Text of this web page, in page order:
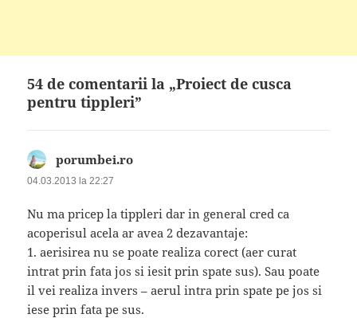
54 de comentarii la „Proiect de cusca
pentru tippleri”
porumbei.ro
04.03.2013 la 22:27
Nu ma pricep la tippleri dar in general cred ca
acoperisul acela ar avea 2 dezavantaje:
1. aerisirea nu se poate realiza corect (aer curat
intrat prin fata jos si iesit prin spate sus). Sau poate
il vei realiza invers – aerul intra prin spate pe jos si
iese prin fata pe sus.